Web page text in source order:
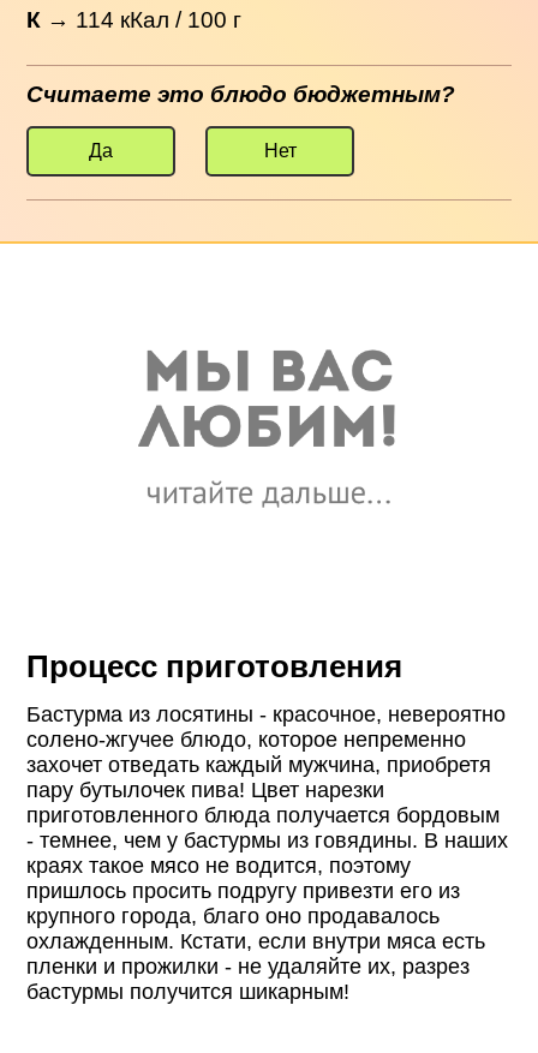
К → 114 кКал / 100 г
Считаете это блюдо бюджетным?
Да Нет
Процесс приготовления
Бастурма из лосятины - красочное, невероятно
солено-жгучее блюдо, которое непременно
захочет отведать каждый мужчина, приобретя
пару бутылочек пива! Цвет нарезки
приготовленного блюда получается бордовым
- темнее, чем у бастурмы из говядины. В наших
краях такое мясо не водится, поэтому
пришлось просить подругу привезти его из
крупного города, благо оно продавалось
охлажденным. Кстати, если внутри мяса есть
пленки и прожилки - не удаляйте их, разрез
бастурмы получится шикарным!